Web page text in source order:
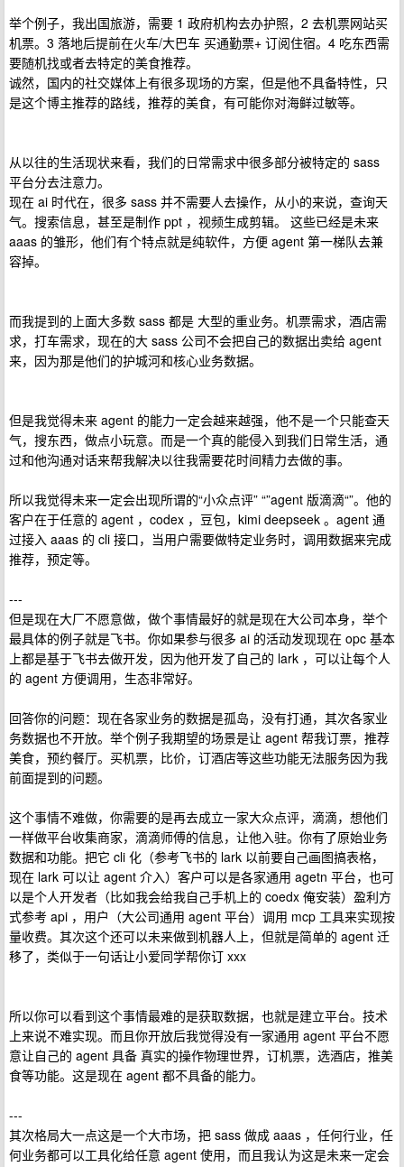
举个例子，我出国旅游，需要 1 政府机构去办护照，2 去机票网站买
机票。3 落地后提前在火车/大巴车 买通勤票+ 订阅住宿。4 吃东西需
要随机找或者去特定的美食推荐。
诚然，国内的社交媒体上有很多现场的方案，但是他不具备特性，只
是这个博主推荐的路线，推荐的美食，有可能你对海鲜过敏等。
从以往的生活现状来看，我们的日常需求中很多部分被特定的 sass
平台分去注意力。
现在 ai 时代在，很多 sass 并不需要人去操作，从小的来说，查询天
气。搜索信息，甚至是制作 ppt ，视频生成剪辑。 这些已经是未来
aaas 的雏形，他们有个特点就是纯软件，方便 agent 第一梯队去兼
容掉。
而我提到的上面大多数 sass 都是 大型的重业务。机票需求，酒店需
求，打车需求，现在的大 sass 公司不会把自己的数据出卖给 agent
来，因为那是他们的护城河和核心业务数据。
但是我觉得未来 agent 的能力一定会越来越强，他不是一个只能查天
气，搜东西，做点小玩意。而是一个真的能侵入到我们日常生活，通
过和他沟通对话来帮我解决以往我需要花时间精力去做的事。
所以我觉得未来一定会出现所谓的“小众点评” “”agent 版滴滴“”。他的
客户在于任意的 agent ，codex ，豆包，kimi deepseek 。agent 通
过接入 aaas 的 cli 接口，当用户需要做特定业务时，调用数据来完成
推荐，预定等。
---
但是现在大厂不愿意做，做个事情最好的就是现在大公司本身，举个
最具体的例子就是飞书。你如果参与很多 ai 的活动发现现在 opc 基本
上都是基于飞书去做开发，因为他开发了自己的 lark ，可以让每个人
的 agent 方便调用，生态非常好。
回答你的问题：现在各家业务的数据是孤岛，没有打通，其次各家业
务数据也不开放。举个例子我期望的场景是让 agent 帮我订票，推荐
美食，预约餐厅。买机票，比价，订酒店等这些功能无法服务因为我
前面提到的问题。
这个事情不难做，你需要的是再去成立一家大众点评，滴滴，想他们
一样做平台收集商家，滴滴师傅的信息，让他入驻。你有了原始业务
数据和功能。把它 cli 化（参考飞书的 lark 以前要自己画图搞表格，
现在 lark 可以让 agent 介入）客户可以是各家通用 agetn 平台，也可
以是个人开发者（比如我会给我自己手机上的 coedx 俺安装）盈利方
式参考 api ，用户（大公司通用 agent 平台）调用 mcp 工具来实现按
量收费。其次这个还可以未来做到机器人上，但就是简单的 agent 迁
移了，类似于一句话让小爱同学帮你订 xxx
所以你可以看到这个事情最难的是获取数据，也就是建立平台。技术
上来说不难实现。而且你开放后我觉得没有一家通用 agent 平台不愿
意让自己的 agent 具备 真实的操作物理世界，订机票，选酒店，推美
食等功能。这是现在 agent 都不具备的能力。
---
其次格局大一点这是一个大市场，把 sass 做成 aaas ，任何行业，任
何业务都可以工具化给任意 agent 使用，而且我认为这是未来一定会